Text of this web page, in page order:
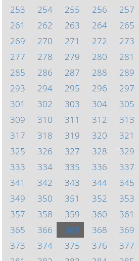
253
254 255 256 257
261
262 263 264 265
269
270 271 272 273
277
278 279 280 281
285
286 287 288 289
293
294 295 296 297
301
302 303 304 305
309
310 311 312 313
317
318 319 320 321
325
326 327 328 329
333
334 335 336 337
341
342 343 344 345
349
350 351 352 353
357
358 359 360 361
365
366 367 368 369
373
374 375 376 377